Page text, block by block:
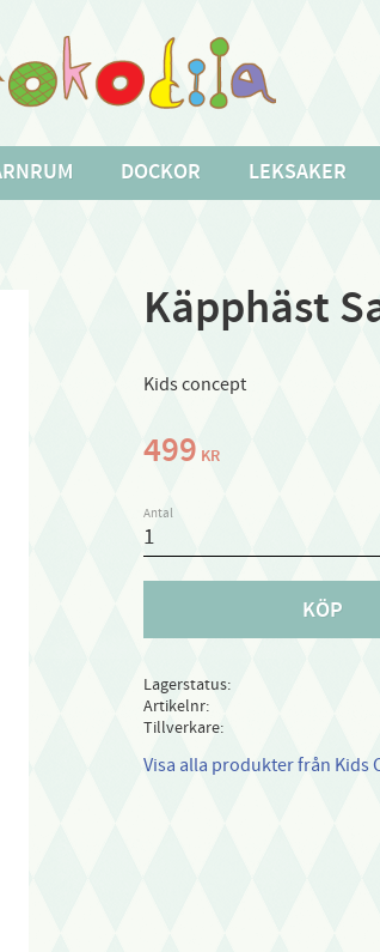
DOCKOR LEKSAKER
Käpphäst
Kids concept
499 KR
Antal
KÖP
Lagerstatus
Artikelnr
Tillverkare
Visa alla produkter från Kids